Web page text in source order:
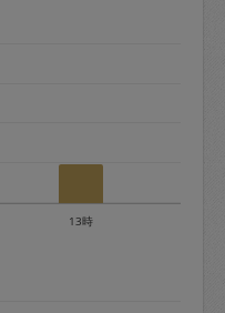
について：
13時